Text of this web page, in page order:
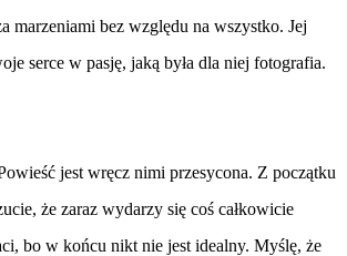
marzeniami bez względu na wszystko. Jej
serce w pasję, jaką była dla niej fotografia.
jest wręcz nimi przesycona. Z początku
że zaraz wydarzy się coś całkowicie
bo w końcu nikt nie jest idealny. Myślę, że